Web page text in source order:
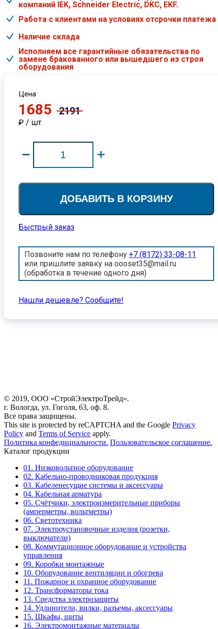
компаний IEK, Schneider Electric, DKC, EKF.
Работа с клиентами на условиях отсрочки платежа
Наличие склада
Исполняем все гарантийные обязательства по
замене бракованного или вышедшего из строя
оборудования
Цена
1685 2191
₽ / шт
ДОБАВИТЬ В КОРЗИНУ
Быстрый заказ
Позвоните нам по телефону +7 (8172) 33-08-11
или пришлите заявку на oooset35@mail.ru
(обработка в течение одного дня)
Нашли дешевле? Cообщите!
© 2019, ООО «СтройЭлектроТрейд».
г. Вологда, ул. Гоголя, 63, оф. 8.
Все права защищены.
This site is protected by reCAPTCHA and the Google Privacy
Policy and Terms of Service apply.
Политика конфедициальности. Пользовательское соглашение.
Каталог продукции
01. Низковольтное оборудование
02. Кабельно-проводниковая продукция
03. Кабеленесущие системы и аксессуары
04. Кабельная арматура
05. Счётчики, электроизмерительные приборы
(амперметры, вольтметры)
06. Светотехника
07. Электроустановочные изделия (розетки,
выключатели)
08. Коммутационное оборудование и устройства
управления
09. Коробки монтажные
10. Оборудование вентиляции и обогрева
11. Пожарное и охранное оборудование
12. Трансформаторы тока
13. Средства электрозащиты
14. Удлинители, вилки, разъемы, аксессуары
15. Шкафы, щиты
16. Электромонтажные материалы